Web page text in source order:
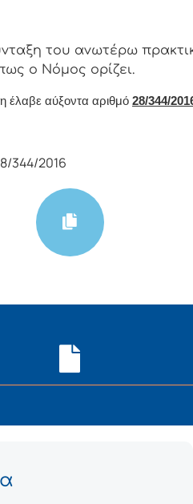
τoυ αvωτέρω
o Νόμoς oρίζει.
αύξοντα αριθμό 28/344/
344/2016